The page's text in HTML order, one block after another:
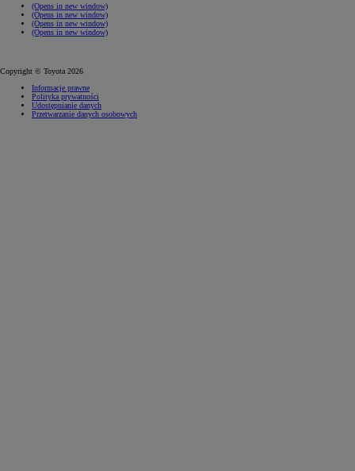
(Opens in new window)
(Opens in new window)
(Opens in new window)
(Opens in new window)
Copyright © Toyota 2026
Informacje prawne
Polityka prywatności
Udostępnianie danych
Przetwarzanie danych osobowych